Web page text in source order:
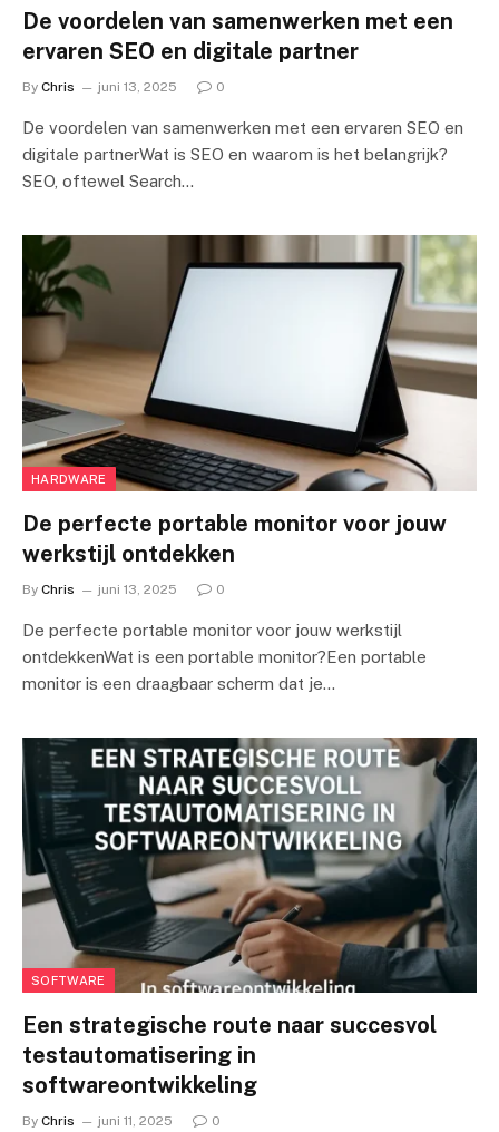
De voordelen van samenwerken met een
ervaren SEO en digitale partner
By Chris juni 13, 2025 0
De voordelen van samenwerken met een ervaren SEO en
digitale partnerWat is SEO en waarom is het belangrijk?
SEO, oftewel Search…
HARDWARE
De perfecte portable monitor voor jouw
werkstijl ontdekken
By Chris juni 13, 2025 0
De perfecte portable monitor voor jouw werkstijl
ontdekkenWat is een portable monitor?Een portable
monitor is een draagbaar scherm dat je…
SOFTWARE
Een strategische route naar succesvol
testautomatisering in
softwareontwikkeling
By Chris juni 11, 2025 0